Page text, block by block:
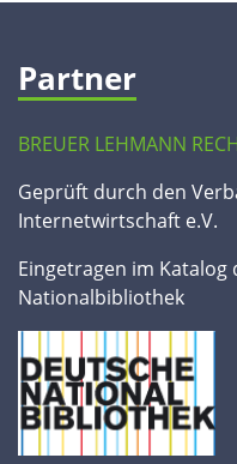
Partner
BREUER LEHMANN
Geprüft durch den
Internetwirtschaft e.V.
Eingetragen im Katalog
Nationalbibliothek